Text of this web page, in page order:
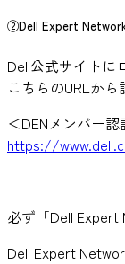
②Dell Expert
Dell公式サイトに
こちらのURLから
＜DENメンバー認
https://
必ず「Dell
Dell Expert